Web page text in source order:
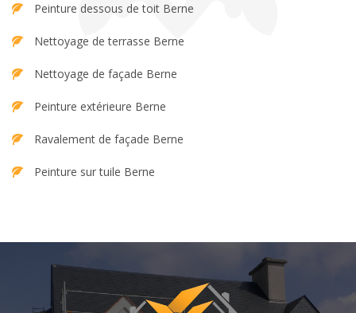
Peinture dessous de toit Berne
Nettoyage de terrasse Berne
Nettoyage de façade Berne
Peinture extérieure Berne
Ravalement de façade Berne
Peinture sur tuile Berne